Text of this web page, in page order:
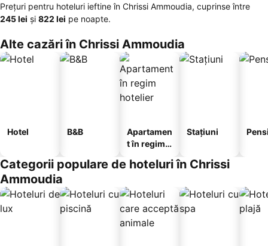
Prețuri pentru hoteluri ieftine în Chrissi Ammoudia, cuprinse între
‎245 lei și ‎822 lei pe noapte.
Alte cazări în Chrissi Ammoudia
Hotel B&B
Apartamen
t în regim
Stațiuni
Categorii populare de hoteluri în Chrissi
Ammoudia